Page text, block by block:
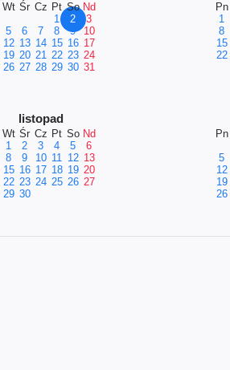
Wt Śr Cz Pt So Nd
1
2
3
5 6 7 8 9
10
12 13 14 15 16 17
19 20 21 22 23 24
26 27 28 29 30 31
Pn
1
8
15
22
listopad
Wt Śr Cz Pt So Nd
1
2 3 4 5
6
8 9 10 11 12 13
15 16 17 18 19 20
22 23 24 25 26 27
29 30
Pn
5
12
19
26